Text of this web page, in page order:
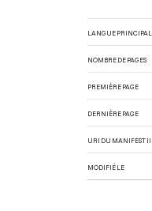
LANGUE
NOMBRE DE PAGES
PREMIÈRE PAGE
DERNIÈRE PAGE
URI DU MANIFEST
MODIFIÉ LE